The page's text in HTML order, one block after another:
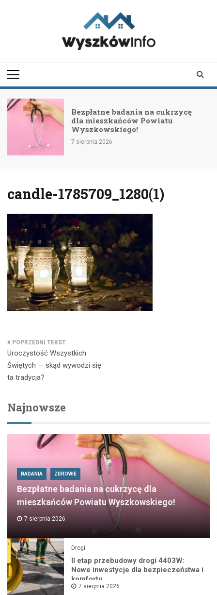
Bezpłatne badania na cukrzycę
dla mieszkańców Powiatu
Wyszkowskiego!
7 sierpnia 2026
candle-1785709_1280(1)
Nawigacja
wpisu
Uroczystość Wszystkich
Świętych — skąd wywodzi się
ta tradycja?
Najnowsze
BADANIA ZDROWIE
Bezpłatne badania na cukrzycę dla
mieszkańców Powiatu Wyszkowskiego!
7 sierpnia 2026
Drogi
II etap przebudowy drogi 4403W:
Nowe inwestycje dla bezpieczeństwa i
komfortu
7 sierpnia 2026